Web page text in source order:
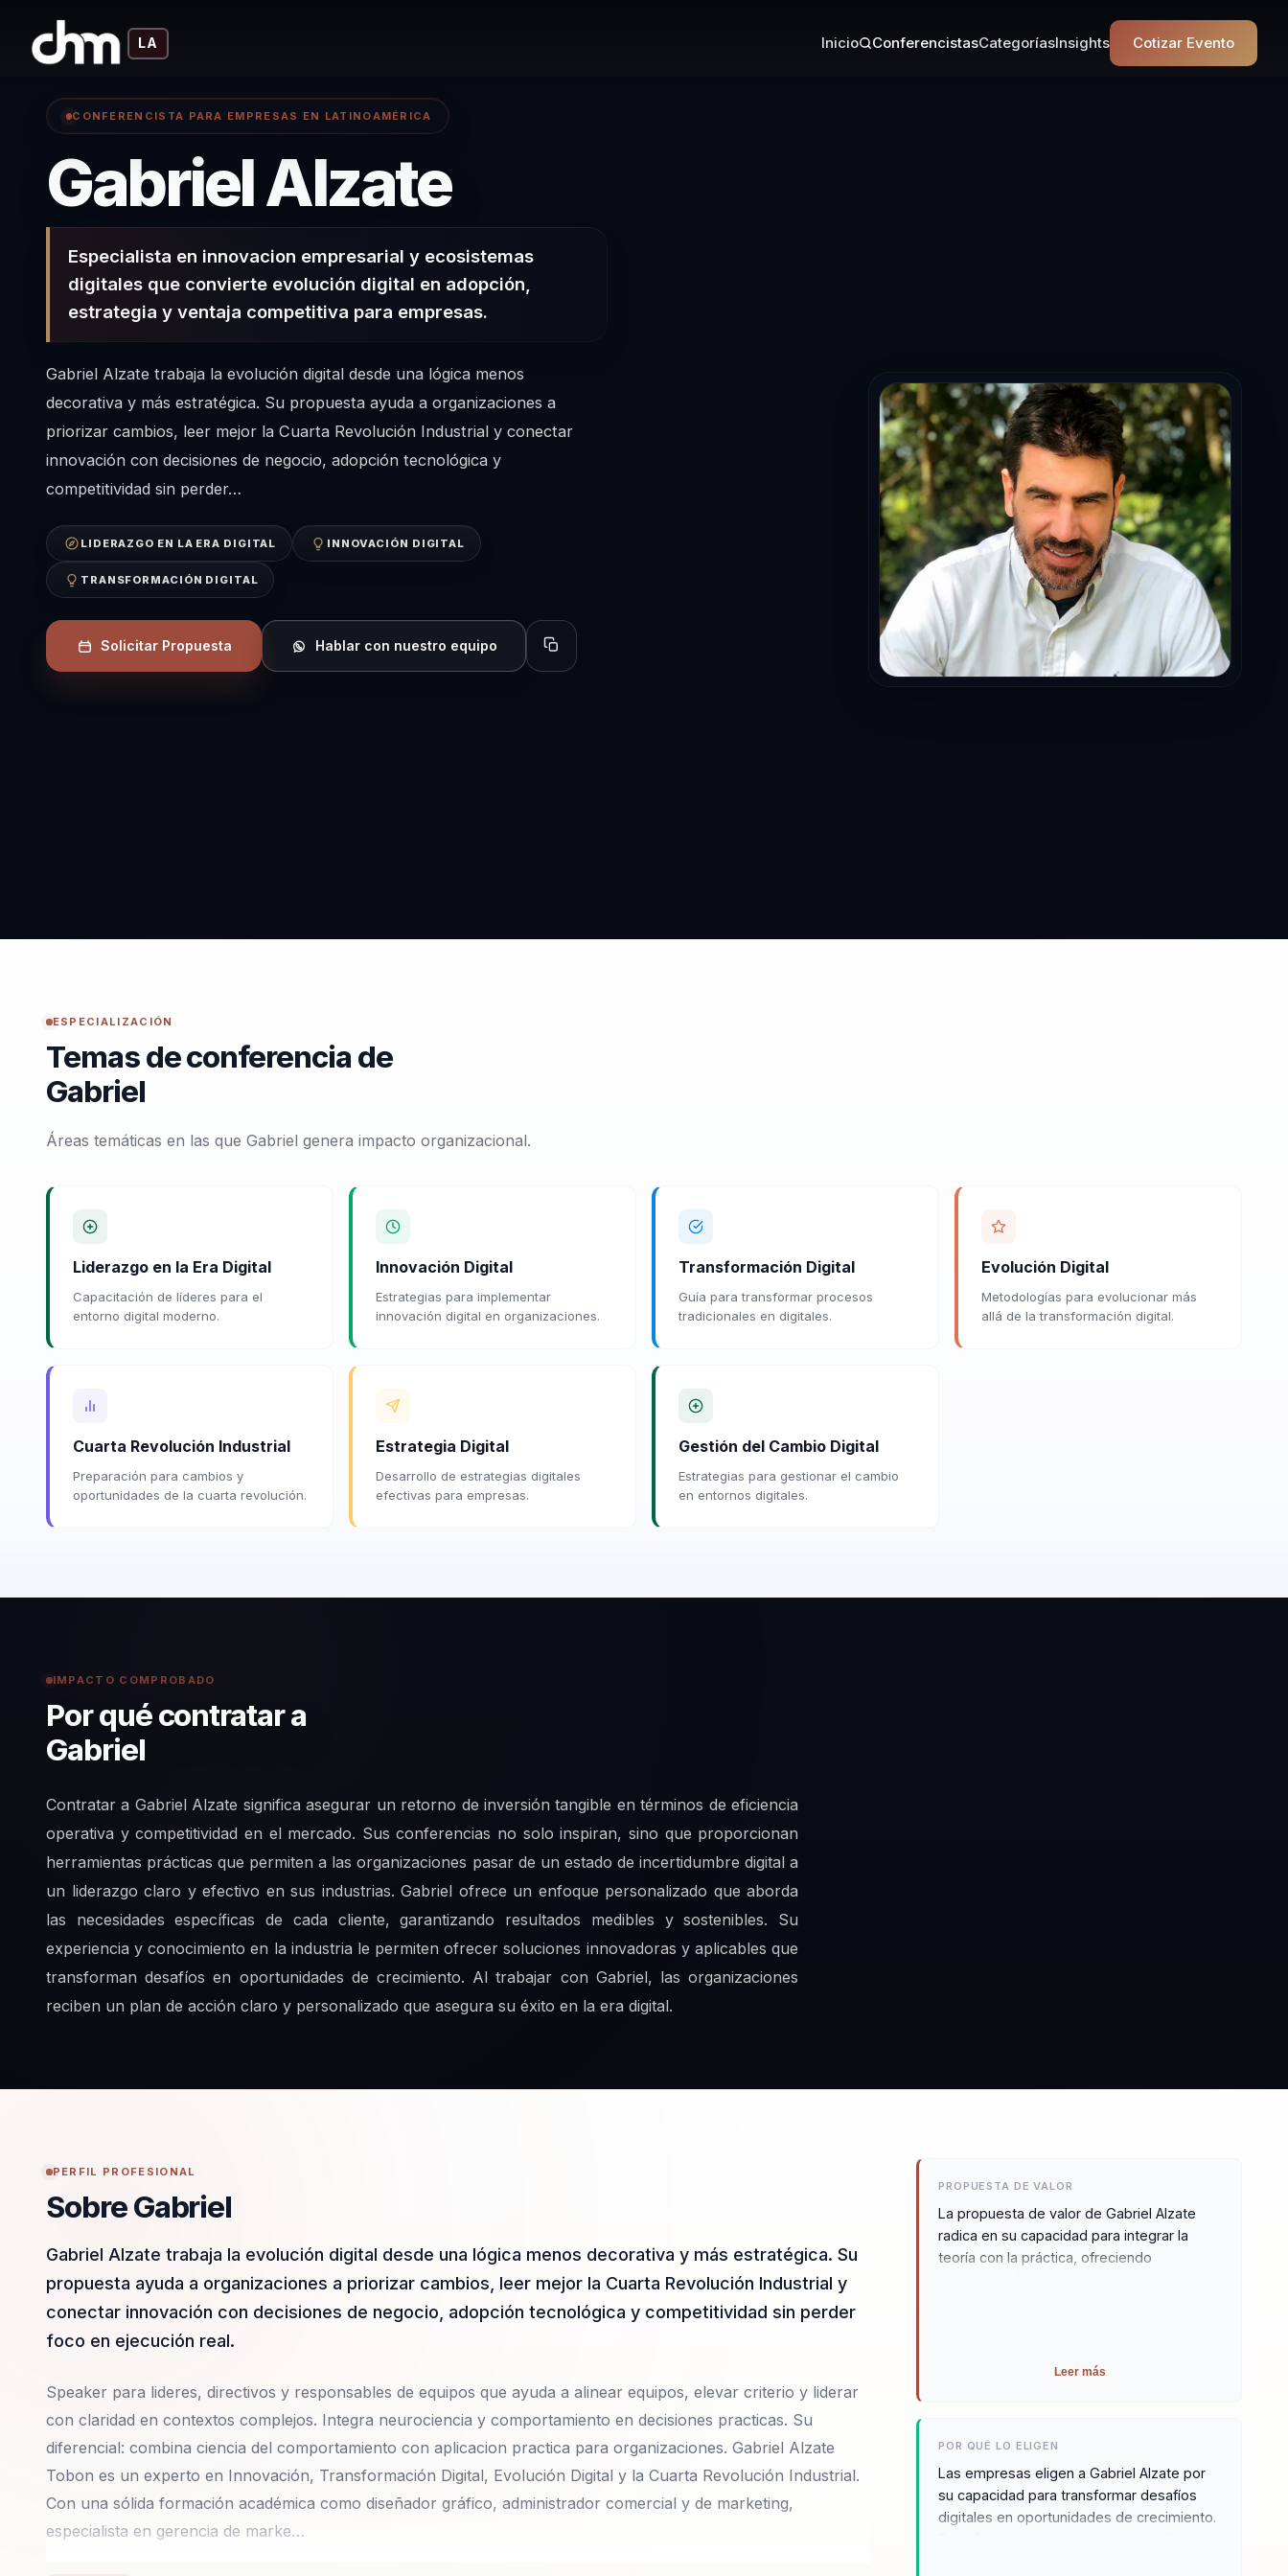
LA Inicio ConferencistasCategoríasInsights Cotizar Evento
CONFERENCISTA PARA EMPRESAS EN LATINOAMÉRICA
Gabriel Alzate– Conferencista en
Especialista en innovacion empresarial y ecosistemas
digitales que convierte evolución digital en adopción,
estrategia y ventaja competitiva para empresas.
Gabriel Alzate trabaja la evolución digital desde una lógica menos
decorativa y más estratégica. Su propuesta ayuda a organizaciones a
priorizar cambios, leer mejor la Cuarta Revolución Industrial y conectar
innovación con decisiones de negocio, adopción tecnológica y
competitividad sin perder…
LIDERAZGO EN LA ERA DIGITAL INNOVACIÓN DIGITAL
TRANSFORMACIÓN DIGITAL
Solicitar Propuesta Hablar con nuestro equipo Copiar perfil para compartir
ESPECIALIZACIÓN
Temas de conferencia de
Gabriel
Áreas temáticas en las que Gabriel genera impacto organizacional.
Liderazgo en la Era Digital
Capacitación de líderes para el
entorno digital moderno.
Innovación Digital
Estrategias para implementar
innovación digital en organizaciones.
Transformación Digital
Guía para transformar procesos
tradicionales en digitales.
Evolución Digital
Metodologías para evolucionar más
allá de la transformación digital.
Cuarta Revolución Industrial
Preparación para cambios y
oportunidades de la cuarta revolución.
Estrategia Digital
Desarrollo de estrategias digitales
efectivas para empresas.
Gestión del Cambio Digital
Estrategias para gestionar el cambio
en entornos digitales.
IMPACTO COMPROBADO
Por qué contratar a
Gabriel
Contratar a Gabriel Alzate significa asegurar un retorno de inversión tangible en términos de eficiencia
operativa y competitividad en el mercado. Sus conferencias no solo inspiran, sino que proporcionan
herramientas prácticas que permiten a las organizaciones pasar de un estado de incertidumbre digital a
un liderazgo claro y efectivo en sus industrias. Gabriel ofrece un enfoque personalizado que aborda
las necesidades específicas de cada cliente, garantizando resultados medibles y sostenibles. Su
experiencia y conocimiento en la industria le permiten ofrecer soluciones innovadoras y aplicables que
transforman desafíos en oportunidades de crecimiento. Al trabajar con Gabriel, las organizaciones
reciben un plan de acción claro y personalizado que asegura su éxito en la era digital.
PERFIL PROFESIONAL
Sobre Gabriel
Gabriel Alzate trabaja la evolución digital desde una lógica menos decorativa y más estratégica. Su
propuesta ayuda a organizaciones a priorizar cambios, leer mejor la Cuarta Revolución Industrial y
conectar innovación con decisiones de negocio, adopción tecnológica y competitividad sin perder
foco en ejecución real.
Speaker para lideres, directivos y responsables de equipos que ayuda a alinear equipos, elevar criterio y liderar
con claridad en contextos complejos. Integra neurociencia y comportamiento en decisiones practicas. Su
diferencial: combina ciencia del comportamiento con aplicacion practica para organizaciones. Gabriel Alzate
Tobon es un experto en Innovación, Transformación Digital, Evolución Digital y la Cuarta Revolución Industrial.
Con una sólida formación académica como diseñador gráfico, administrador comercial y de marketing,
especialista en gerencia de marke…
PROPUESTA DE VALOR
La propuesta de valor de Gabriel Alzate
radica en su capacidad para integrar la
teoría con la práctica, ofreciendo
pasar de procesos obsoletos a sistemas
de cada organización, asegurando
resultados medibles y sostenibles. Su
metodología se basa en el modelo GAT,
que guía a las empresas en su evolución
Leer más
POR QUÉ LO ELIGEN
Las empresas eligen a Gabriel Alzate por
su capacidad para transformar desafíos
digitales en oportunidades de crecimiento.